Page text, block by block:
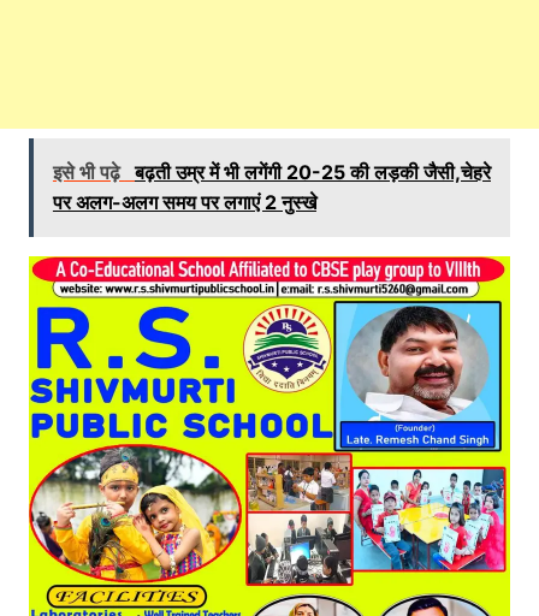
इसे भी पढ़े बढ़ती उम्र में भी लगेंगी 20-25 की लड़की जैसी,चेहरे
पर अलग-अलग समय पर लगाएं 2 नुस्खे